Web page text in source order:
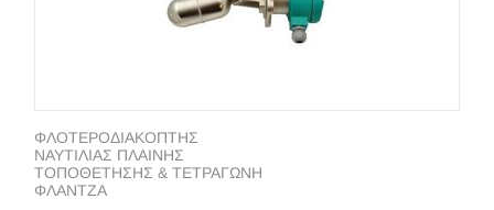
ΦΛΟΤΕΡΟΔΙΑΚΟΠΤΗΣ
ΝΑΥΤΙΛΙΑΣ ΠΛΑΙΝΗΣ
ΤΟΠΟΘΕΤΗΣΗΣ & ΤΕΤΡΑΓΩΝΗ
ΦΛΑΝΤΖΑ